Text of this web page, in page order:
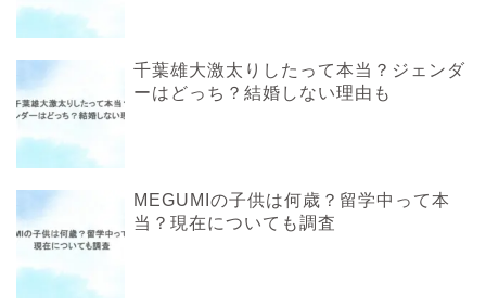
千葉雄大激太りしたって本当？ジェンダ
ーはどっち？結婚しない理由も
MEGUMIの子供は何歳？留学中って本
当？現在についても調査